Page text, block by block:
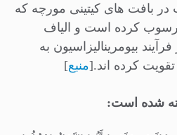
بافت های کیتینی مورچه که
کرده است و الیاف
بیومرینالیزاسیون به
کرده اند.[منبع]